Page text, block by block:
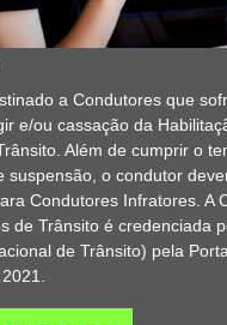
a Condutores que
e/ou cassação da
Além de cumprir o
suspensão, o condutor
Condutores Infratores. A
de Trânsito é credenciada
de Trânsito) pela